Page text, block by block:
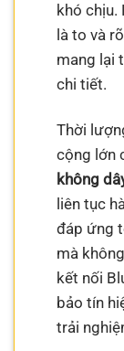
khó chịu.
là to và
mang lại
chi tiết.
Thời
cộng lớn
không
liên tục
đáp ứng
mà
kết nối
bảo tín
trải